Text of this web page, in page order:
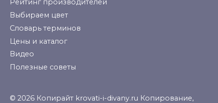
Рейтинг производителей
Выбираем цвет
Словарь терминов
Цены и каталог
Видео
Полезные советы
© 2026 Копирайт krovati-i-divany.ru Копирование,